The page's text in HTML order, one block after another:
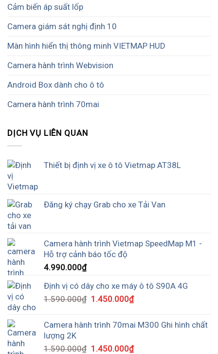
Cảm biến áp suất lốp
Camera giám sát nghị định 10
Màn hình hiển thị thông minh VIETMAP HUD
Camera hành trình Webvision
Android Box dành cho ô tô
Camera hành trình 70mai
DỊCH VỤ LIÊN QUAN
Thiết bị định vị xe ô tô Vietmap AT38L
Đăng ký chạy Grab cho xe Tải Van
Camera hành trình Vietmap SpeedMap M1 -
Hỗ trợ cảnh báo tốc độ
4.990.000₫
Định vị có dây cho xe máy ô tô S90A 4G
1.590.000₫ 1.450.000₫
Camera hành trình 70mai M300 Ghi hình chất
lượng 2K
1.590.000₫ 1.450.000₫